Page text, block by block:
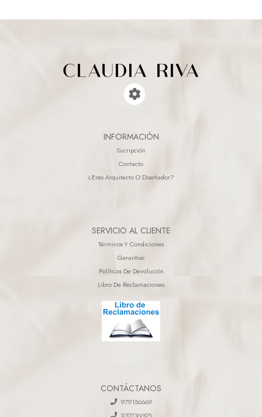
INFORMACIÓN
Sucripción
Contacto
¿eres Arquitecto O Diseñador?
SERVICIO AL CLIENTE
Términos Y Condiciones
Garantias
Políticas De Devolución
Libro De Reclamaciones
CONTÁCTANOS
979156669